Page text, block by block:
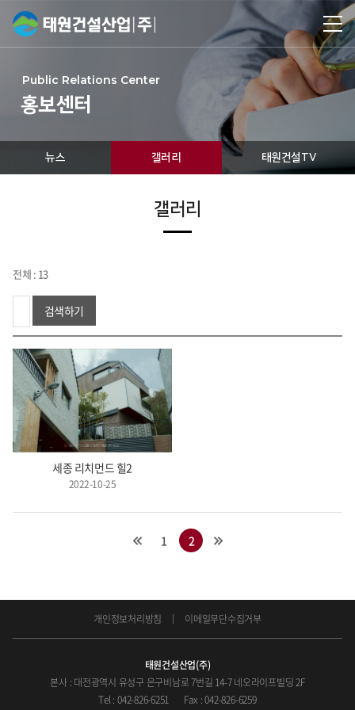
Public Relations Center
홍보센터
뉴스 갤러리 태원건설TV
갤러리
전체 : 13
검색하기
세종 리치먼드 힐2
2022-10-25
1 2
개인정보처리방침 이메일무단수집거부
태원건설산업(주)
본사 : 대전광역시 유성구 은구비남로 7번길 14-7 네오라이프빌딩 2F
Tel : 042-826-6251
Fax : 042-826-6259